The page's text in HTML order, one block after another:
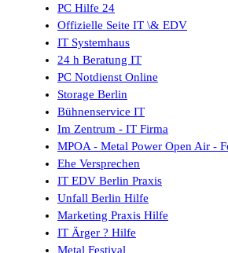
PC Hilfe 24
Offizielle Seite IT \& EDV
IT Systemhaus
24 h Beratung IT
PC Notdienst Online
Storage Berlin
Bühnenservice IT
Im Zentrum - IT Firma
MPOA - Metal Power Open Air -
Ehe Versprechen
IT EDV Berlin Praxis
Unfall Berlin Hilfe
Marketing Praxis Hilfe
IT Ärger ? Hilfe
Metal Festival